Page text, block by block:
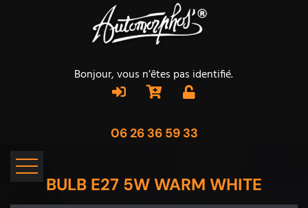
Bonjour, vous n’êtes pas identifié.
06 26 36 59 33
BULB E27 5W WARM WHITE